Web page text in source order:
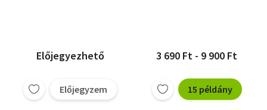
Előjegyezhető
Előjegyzem
3 690 Ft - 9 900 Ft
15 példány